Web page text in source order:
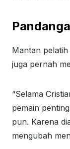
Mantan
juga pernah
“Selama
pemain
pun. Karena
mengubah